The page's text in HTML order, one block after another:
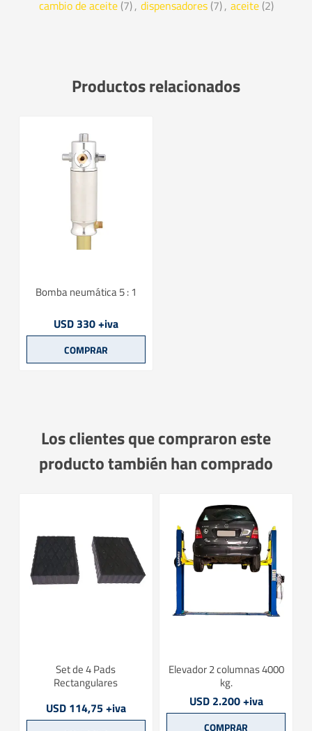
cambio de aceite (7), dispensadores (7), aceite (2)
Productos relacionados
Bomba neumática 5 : 1
USD 330 +iva
Los clientes que compraron este
producto también han comprado
Set de 4 Pads
Rectangulares
USD 114,75 +iva
Elevador 2 columnas 4000
kg.
USD 2.200 +iva